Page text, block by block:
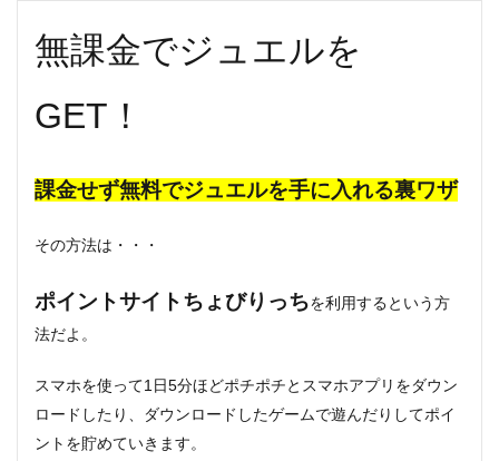
無課金でジュエルを
GET！
課金せず無料でジュエルを手に入れる裏ワザ
その方法は・・・
ポイントサイトちょびりっちを利用するという方
法だよ。
スマホを使って1日5分ほどポチポチとスマホアプリをダウン
ロードしたり、ダウンロードしたゲームで遊んだりしてポイ
ントを貯めていきます。